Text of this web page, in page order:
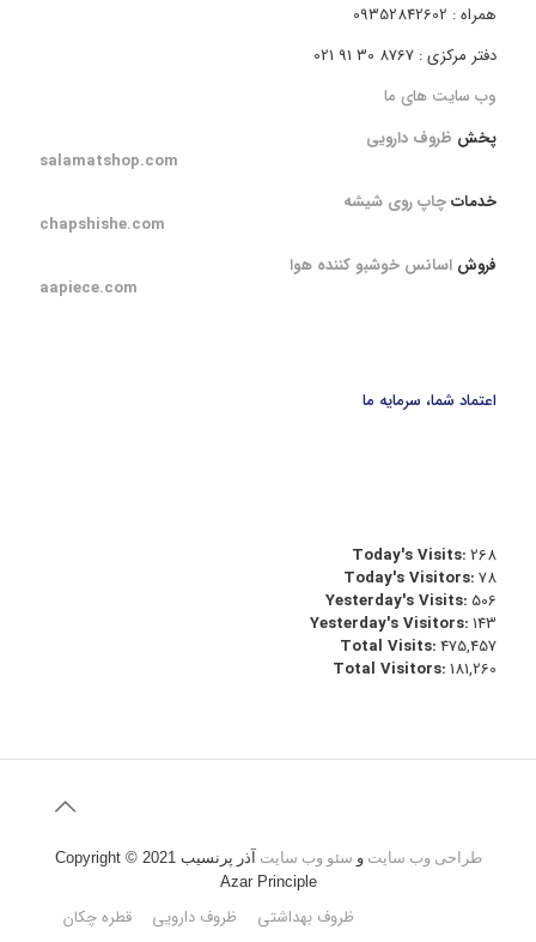
همراه : 09352842602
دفتر مرکزی : 8767 30 91 021
وب سایت های ما
پخش ظروف دارویی
salamatshop.com
خدماتچاپ روی شیشه
chapshishe.com
فروش اسانس خوشبو کننده هوا
aapiece.com
اعتماد شما، سرمایه ما
Today's Visits:268
Today's Visitors:78
Yesterday's Visits: 506
Yesterday's Visitors:143
Total Visits:475,457
Total Visitors:181,260
طراحی وب سایت و سئو وب سایت آذر پرنسیب Copyright © 2021
Azar Principle
ظروف بهداشتی ظروف دارویی قطره چکان